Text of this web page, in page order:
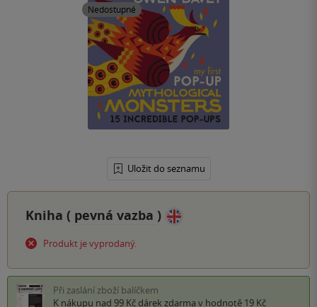
Nedostupné
Uložit do seznamu
Kniha ( pevná vazba )
Produkt je vyprodaný.
Při zaslání zboží balíčkem
K nákupu nad 99 Kč dárek zdarma v hodnotě 19 Kč